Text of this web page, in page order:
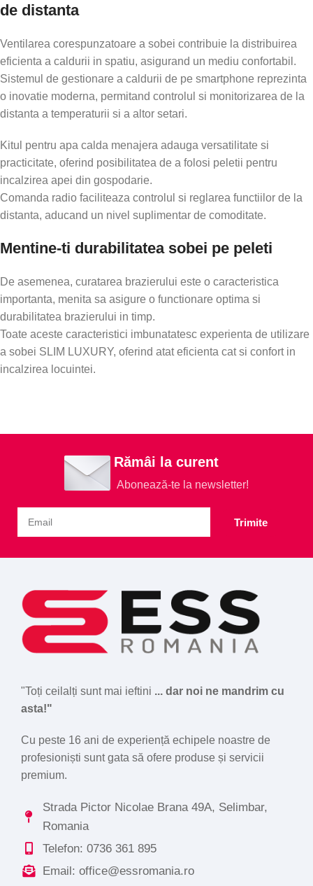
de distanta
Ventilarea corespunzatoare a sobei contribuie la distribuirea
eficienta a caldurii in spatiu, asigurand un mediu confortabil.
Sistemul de gestionare a caldurii de pe smartphone reprezinta
o inovatie moderna, permitand controlul si monitorizarea de la
distanta a temperaturii si a altor setari.
Kitul pentru apa calda menajera adauga versatilitate si
practicitate, oferind posibilitatea de a folosi peletii pentru
incalzirea apei din gospodarie.
Comanda radio faciliteaza controlul si reglarea functiilor de la
distanta, aducand un nivel suplimentar de comoditate.
Mentine-ti durabilitatea sobei pe peleti
De asemenea, curatarea brazierului este o caracteristica
importanta, menita sa asigure o functionare optima si
durabilitatea brazierului in timp.
Toate aceste caracteristici imbunatatesc experienta de utilizare
a sobei SLIM LUXURY, oferind atat eficienta cat si confort in
incalzirea locuintei.
Rămâi la curent
Abonează-te la newsletter!
Trimite
"Toți ceilalți sunt mai ieftini ... dar noi ne mandrim cu
asta!"
Cu peste 16 ani de experiență echipele noastre de
profesioniști sunt gata să ofere produse și servicii
premium.
Strada Pictor Nicolae Brana 49A, Selimbar,
Romania
Telefon: 0736 361 895
Email: office@essromania.ro